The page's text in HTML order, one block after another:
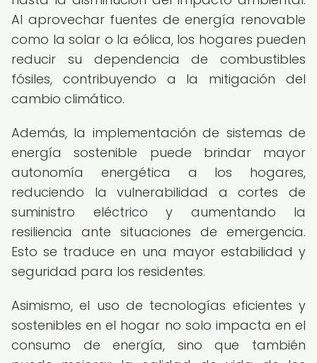
Al aprovechar fuentes de energía renovable
como la solar o la eólica, los hogares pueden
reducir su dependencia de combustibles
fósiles, contribuyendo a la mitigación del
cambio climático.
Además, la implementación de sistemas de
energía sostenible puede brindar mayor
autonomía energética a los hogares,
reduciendo la vulnerabilidad a cortes de
suministro eléctrico y aumentando la
resiliencia ante situaciones de emergencia.
Esto se traduce en una mayor estabilidad y
seguridad para los residentes.
Asimismo, el uso de tecnologías eficientes y
sostenibles en el hogar no solo impacta en el
consumo de energía, sino que también